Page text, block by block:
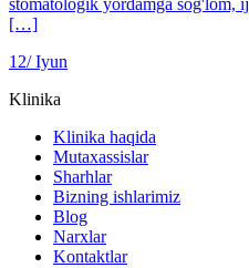
stomatologik yordamga sog'lom,
[…]
12/ Iyun
Klinika
Klinika haqida
Mutaxassislar
Sharhlar
Bizning ishlarimiz
Blog
Narxlar
Kontaktlar